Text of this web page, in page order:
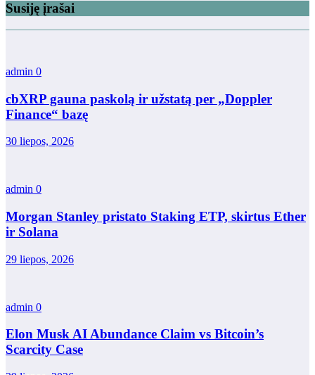
Susiję įrašai
admin 0
cbXRP gauna paskolą ir užstatą per „Doppler
Finance“ bazę
30 liepos, 2026
admin 0
Morgan Stanley pristato Staking ETP, skirtus Ether
ir Solana
29 liepos, 2026
admin 0
Elon Musk AI Abundance Claim vs Bitcoin’s
Scarcity Case